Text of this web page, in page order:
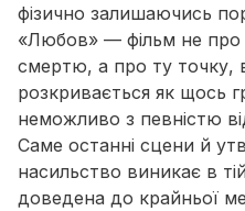
фізично залишаючись
«Любов» — фільм не про
смертю, а про ту точку,
розкривається як щось
неможливо з певністю
Саме останні сцени й
насильство виникає в
доведена до крайньої